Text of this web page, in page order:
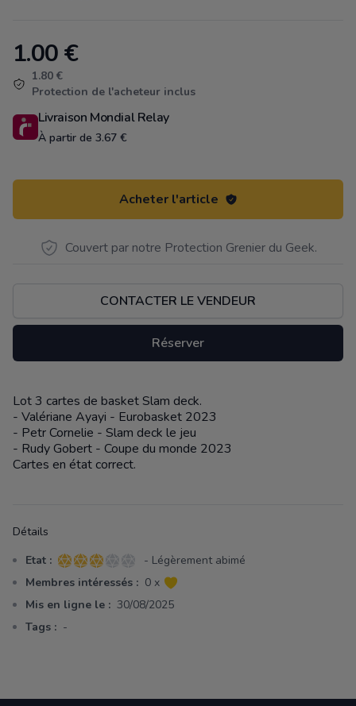
Product information
1.00€
1.80 €
Protection de l'acheteur inclus
Livraison Mondial Relay
À partir de 3.67 €
Acheter l'article
Couvert par notre Protection Grenier du Geek.
CONTACTER LE VENDEUR
Réserver
Description
Lot 3 cartes de basket Slam deck.
- Valériane Ayayi - Eurobasket 2023
- Petr Cornelie - Slam deck le jeu
- Rudy Gobert - Coupe du monde 2023
Cartes en état correct.
Détails
Etat : 3 sur 5 étoiles
- Légèrement abimé
Membres intéressés : 0 x
Mis en ligne le : 30/08/2025
Tags : -